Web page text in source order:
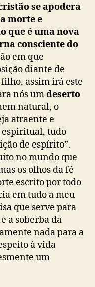
se apodera
morte e
que é uma nova
consciente do
em que
diante de
filho, assim irá este
nós umdeserto
natural, o
atraente e
espiritual, tudo
de espírito”.
no mundo que
os olhos da fé
escrito por todo
em tudo a meu
que serve para
a soberba da
nada para a
à vida
um